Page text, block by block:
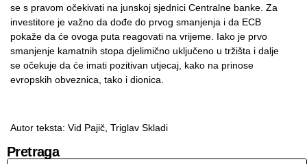
se s pravom očekivati na junskoj sjednici Centralne banke. Za
investitore je važno da dođe do prvog smanjenja i da ECB
pokaže da će ovoga puta reagovati na vrijeme. Iako je prvo
smanjenje kamatnih stopa djelimično uključeno u tržišta i dalje
se očekuje da će imati pozitivan utjecaj, kako na prinose
evropskih obveznica, tako i dionica.
Autor teksta: Vid Pajič, Triglav Skladi
Pretraga